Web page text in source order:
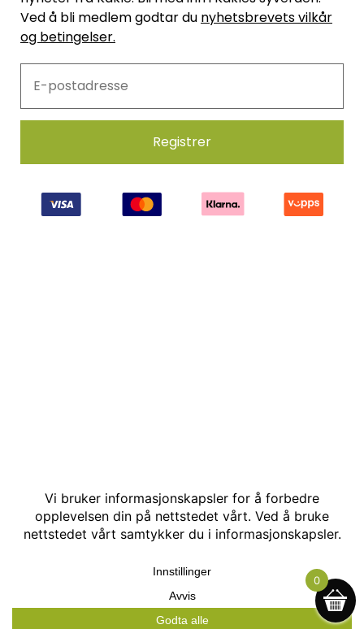
Ved å bli medlem godtar du nyhetsbrevets vilkår
og betingelser.
Hjemmesidehelten
0